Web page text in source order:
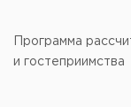
Программа
и гостеприимства